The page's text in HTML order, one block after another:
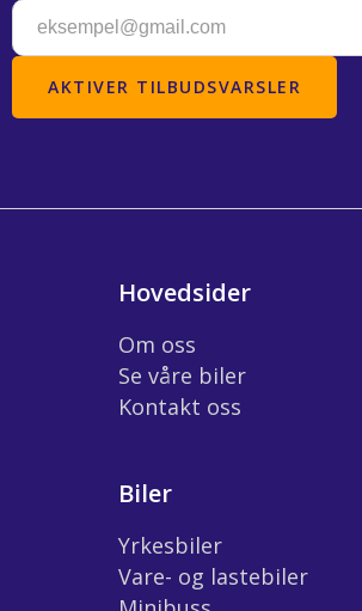
Hovedsider
Om oss
Se våre biler
Kontakt oss
Biler
Yrkesbiler
Vare- og lastebiler